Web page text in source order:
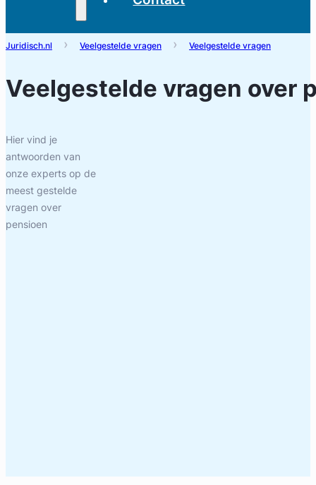
Juridisch.nl Veelgestelde vragen Veelgestelde vragen
Veelgestelde vragen over
Hier vind je
antwoorden van
onze experts op de
meest gestelde
vragen over
pensioen